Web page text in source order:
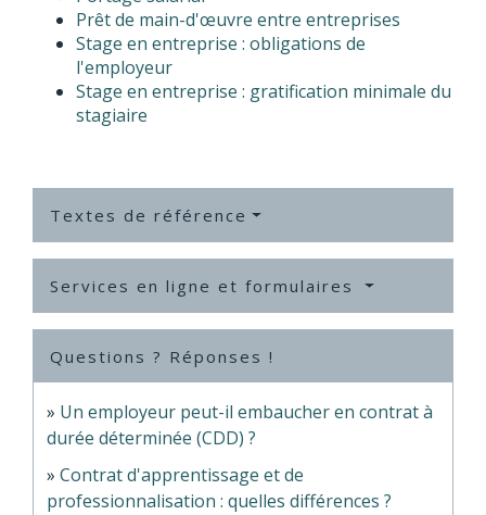
Prêt de main-d'œuvre entre entreprises
Stage en entreprise : obligations de
l'employeur
Stage en entreprise : gratification minimale du
stagiaire
Textes de référence
Services en ligne et formulaires
Questions ? Réponses !
Un employeur peut-il embaucher en contrat à
durée déterminée (CDD) ?
Contrat d'apprentissage et de
professionnalisation : quelles différences ?